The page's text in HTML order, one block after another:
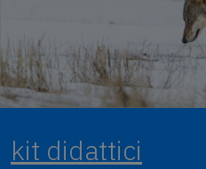
kit didattici